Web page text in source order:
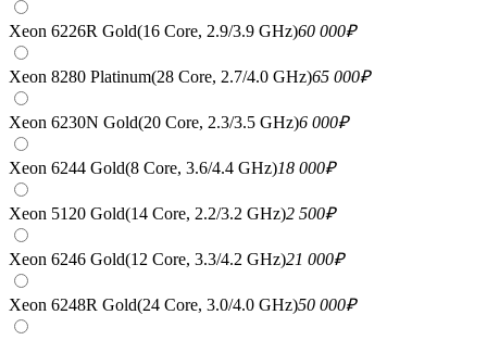
Xeon 6226R Gold(16 Core, 2.9/3.9 GHz)60 000₽
Xeon 8280 Platinum(28 Core, 2.7/4.0 GHz)65 000₽
Xeon 6230N Gold(20 Core, 2.3/3.5 GHz)6 000₽
Xeon 6244 Gold(8 Core, 3.6/4.4 GHz)18 000₽
Xeon 5120 Gold(14 Core, 2.2/3.2 GHz)2 500₽
Xeon 6246 Gold(12 Core, 3.3/4.2 GHz)21 000₽
Xeon 6248R Gold(24 Core, 3.0/4.0 GHz)50 000₽